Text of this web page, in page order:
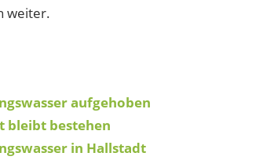
weiter.
aufgehoben
bleibt bestehen
in Hallstadt